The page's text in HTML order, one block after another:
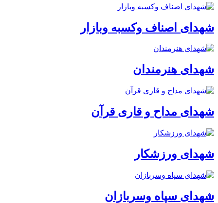
شهدای اصناف وکسبه وبازار
شهدای هنرمندان
شهدای مداح و قاری قرآن
شهدای ورزشکار
شهدای سپاه وسربازان